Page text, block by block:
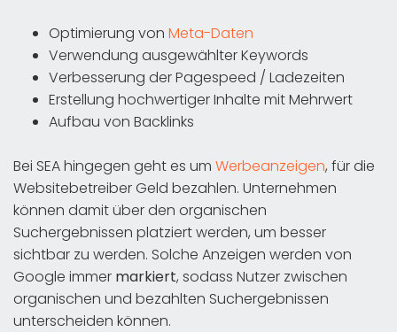
Optimierung von Meta-Daten
Verwendung ausgewählter Keywords
Verbesserung der Pagespeed / Ladezeiten
Erstellung hochwertiger Inhalte mit Mehrwert
Aufbau von Backlinks
Bei SEA hingegen geht es um Werbeanzeigen, für die
Websitebetreiber Geld bezahlen. Unternehmen
können damit über den organischen
Suchergebnissen platziert werden, um besser
sichtbar zu werden. Solche Anzeigen werden von
Google immer markiert, sodass Nutzer zwischen
organischen und bezahlten Suchergebnissen
unterscheiden können.